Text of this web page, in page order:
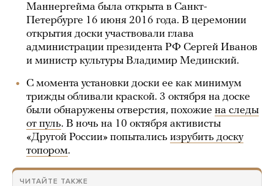
Маннергейма была открыта в Санкт-
Петербурге 16 июня 2016 года. В церемонии
открытия доски участвовали глава
администрации президента РФ Сергей Иванов
и министр культуры Владимир Мединский.
С момента установки доски ее как минимум
трижды обливали краской. 3 октября на доске
были обнаружены отверстия, похожие на следы
от пуль. В ночь на 10 октября активисты
«Другой России» попытались изрубить доску
топором.
ЧИТАЙТЕ ТАКЖЕ